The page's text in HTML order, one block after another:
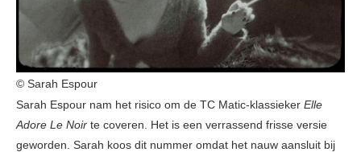
© Sarah Espour
Sarah Espour nam het risico om de TC Matic-klassieker Elle
Adore Le Noir te coveren. Het is een verrassend frisse versie
geworden. Sarah koos dit nummer omdat het nauw aansluit bij